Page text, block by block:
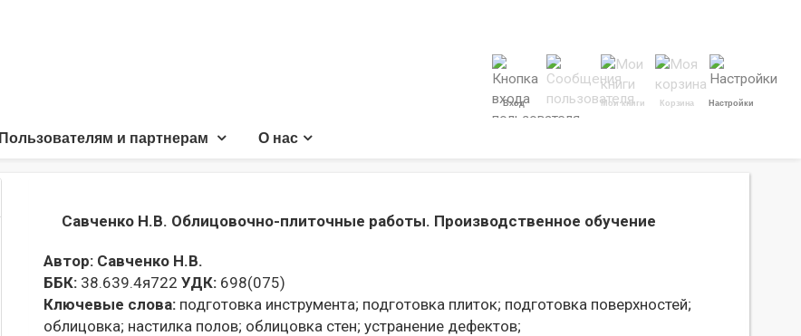
Вход Мои книги Корзина Настройки
Пользователям и партнерам О нас
Савченко Н.В. Облицовочно-плиточные работы. Производственное обучение
Автор: Савченко Н.В.
ББК: 38.639.4я722 УДК: 698(075)
Ключевые слова: подготовка инструмента; подготовка плиток; подготовка поверхностей;
облицовка; настилка полов; облицовка стен; устранение дефектов;